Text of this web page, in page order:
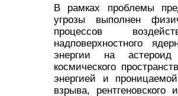
В рамках проблемы
угрозы выполнен
процессов
надповерхностного
энергии на
космического
энергией и
взрыва, рентгеновского